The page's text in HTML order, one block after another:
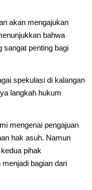
akan mengajukan
bahwa
sangat penting bagi
spekulasi di kalangan
langkah hukum
mengenai pengajuan
hak asuh. Namun
pihak
bagian dari